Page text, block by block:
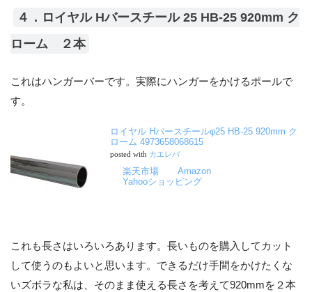
４．ロイヤル Hバースチール 25 HB-25 920mm ク
ローム ２本
これはハンガーバーです。実際にハンガーをかけるポールで
す。
ロイヤル Hバースチールφ25 HB-25 920mm ク
ローム 4973658068615
posted with カエレバ
楽天市場
Amazon
Yahooショッピング
これも長さはいろいろあります。長いものを購入してカット
して使うのもよいと思います。できるだけ手間をかけたくな
いズボラな私は、そのまま使える長さを考えて920mmを２本